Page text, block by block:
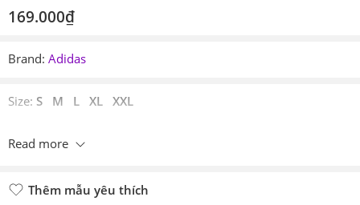
169.000₫
Brand: Adidas
Size: S M L XL XXL
Read more
Thêm mẫu yêu thích